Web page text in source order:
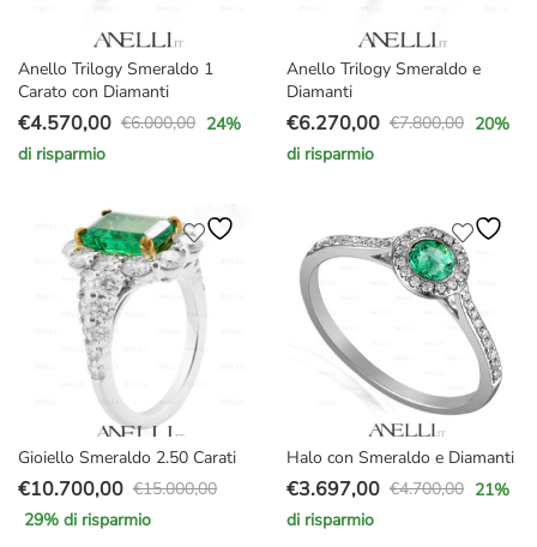
Anello Trilogy Smeraldo 1
Carato con Diamanti
€6.000,00
Il
prezzo
€6.000,00.
€4.570,00
Il
prezzo
€4.570,00.
24%
di risparmio
Anello Trilogy Smeraldo e
Diamanti
€7.800,00
Il
prezzo
€7.800,00.
€6.270,00
Il
prezzo
€6.270,00.
20%
di risparmio
Gioiello Smeraldo 2.50 Carati
€15.000,00
Il
prezzo
€10.700,00
Il
prezzo
29% di risparmio
Halo con Smeraldo e Diamanti
€4.700,00
Il
prezzo
€3.697,00
Il
prezzo
21%
di risparmio